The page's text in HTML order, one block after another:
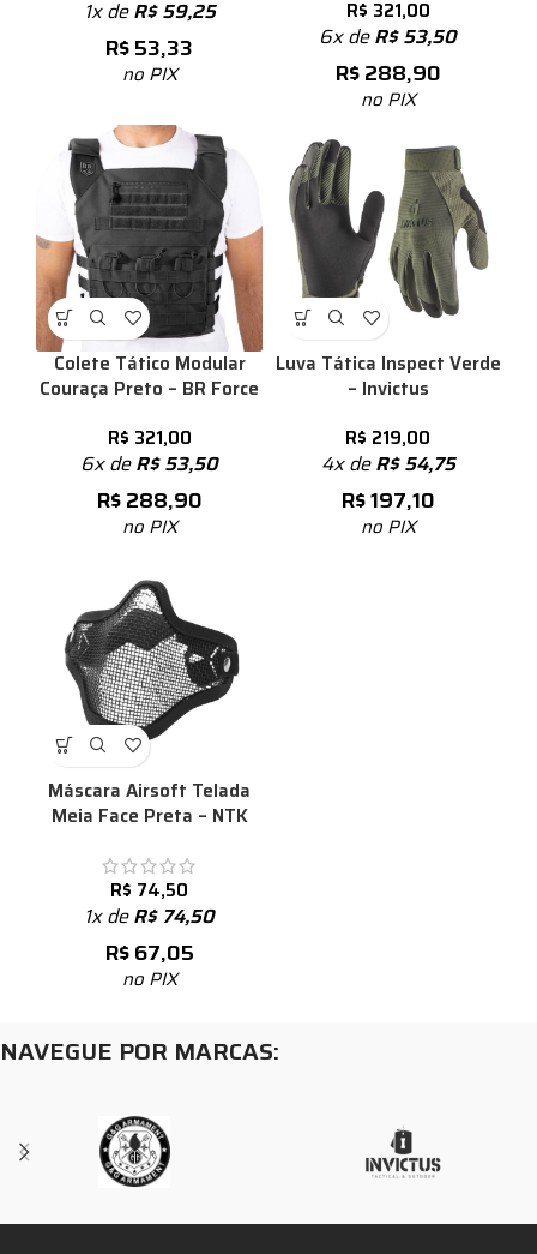
1x deR$59,25
R$53,33
no PIX
R$ 321,00
6x deR$53,50
R$288,90
no PIX
Colete Tático Modular
Couraça Preto – BR Force
R$ 321,00
6x deR$53,50
R$288,90
no PIX
Luva Tática Inspect Verde
– Invictus
R$ 219,00
4x deR$54,75
R$197,10
no PIX
Máscara Airsoft Telada
Meia Face Preta – NTK
R$ 74,50
1x deR$74,50
R$67,05
no PIX
NAVEGUE POR MARCAS: